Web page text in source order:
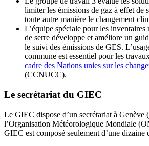
limiter les émissions de gaz à effet de
toute autre manière le changement
L’équipe spéciale pour les
de serre développe et améliore un
le suivi des émissions de GES.
commune est essentiel pour les
cadre des Nations unies sur les
(CCNUCC).
Le secrétariat du GIEC
Le GIEC dispose d’un secrétariat à Genève
l’Organisation Météorologique Mondiale
GIEC est composé seulement d’une dizaine